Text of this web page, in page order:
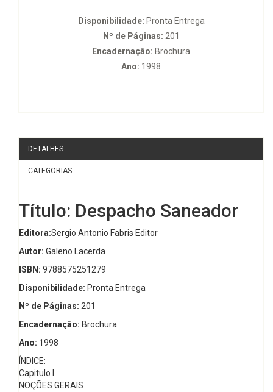
Disponibilidade: Pronta Entrega
Nº de Páginas: 201
Encadernação: Brochura
Ano: 1998
DETALHES
CATEGORIAS
Título: Despacho Saneador
Editora:Sergio Antonio Fabris Editor
Autor: Galeno Lacerda
ISBN: 9788575251279
Disponibilidade: Pronta Entrega
Nº de Páginas: 201
Encadernação: Brochura
Ano: 1998
ÍNDICE:
Capitulo I
NOÇÕES GERAIS